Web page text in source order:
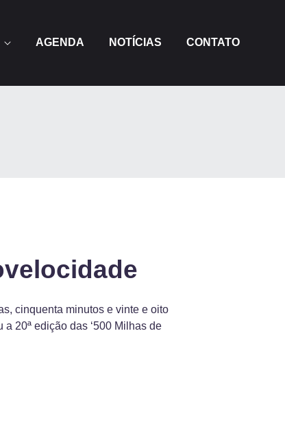
AGENDA NOTÍCIAS CONTATO
cinquenta minutos e vinte e oito
20ª edição das ‘500 Milhas de